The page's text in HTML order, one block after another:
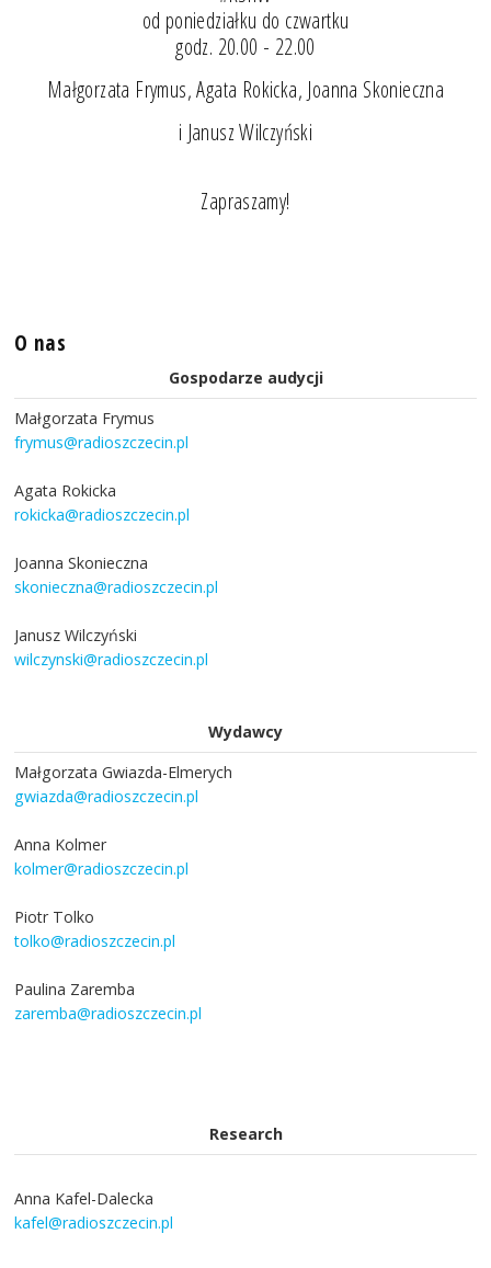
od poniedziałku do czwartku
godz. 20.00 - 22.00
Małgorzata Frymus, Agata Rokicka, Joanna Skonieczna
i Janusz Wilczyński
Zapraszamy!
O nas
Gospodarze audycji
Małgorzata Frymus
frymus@radioszczecin.pl
Agata Rokicka
rokicka@radioszczecin.pl
Joanna Skonieczna
skonieczna@radioszczecin.pl
Janusz Wilczyński
wilczynski@radioszczecin.pl
Wydawcy
Małgorzata Gwiazda-Elmerych
gwiazda@radioszczecin.pl
Anna Kolmer
kolmer@radioszczecin.pl
Piotr Tolko
tolko@radioszczecin.pl
Paulina Zaremba
zaremba@radioszczecin.pl
Research
Anna Kafel-Dalecka
kafel@radioszczecin.pl